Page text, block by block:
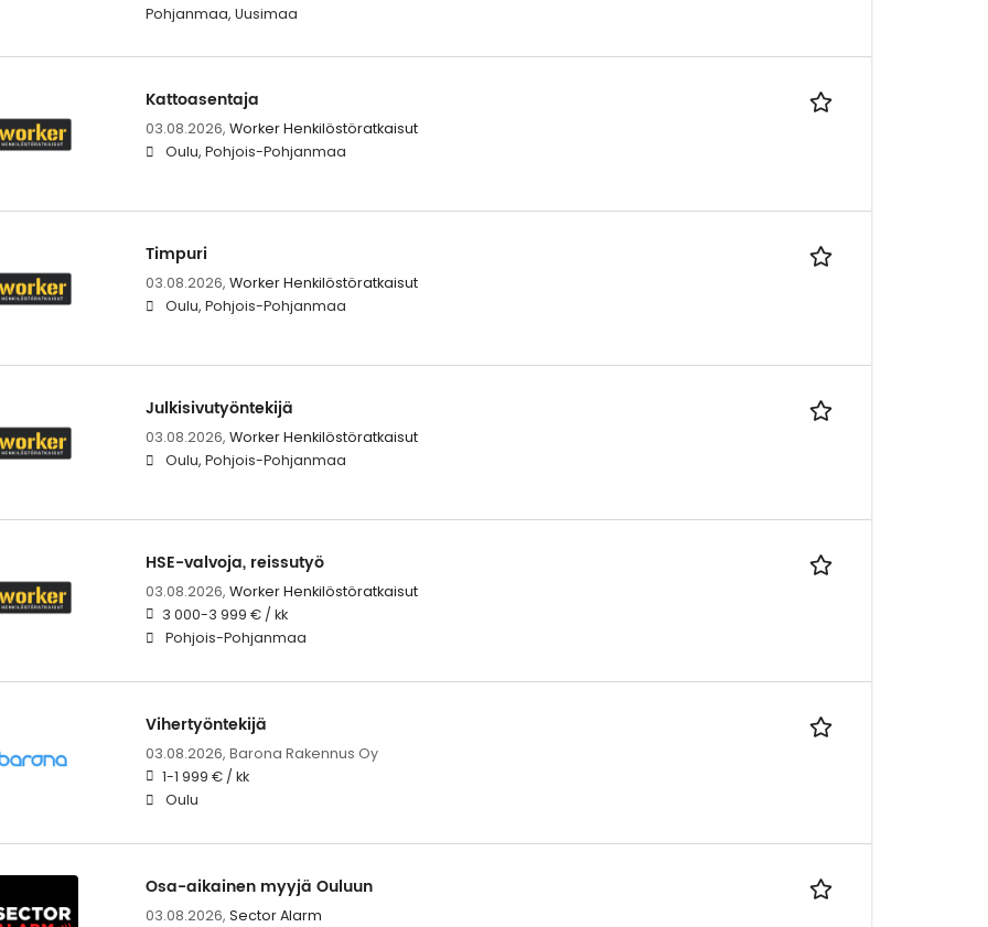
Pohjanmaa, Uusimaa
Kattoasentaja
03.08.2026, Worker Henkilöstöratkaisut
Oulu, Pohjois-Pohjanmaa
Timpuri
03.08.2026, Worker Henkilöstöratkaisut
Oulu, Pohjois-Pohjanmaa
Julkisivutyöntekijä
03.08.2026, Worker Henkilöstöratkaisut
Oulu, Pohjois-Pohjanmaa
HSE-valvoja, reissutyö
03.08.2026, Worker Henkilöstöratkaisut
3 000-3 999 € / kk
Pohjois-Pohjanmaa
Vihertyöntekijä
03.08.2026, Barona Rakennus Oy
1-1 999 € / kk
Oulu
Osa-aikainen myyjä Ouluun
03.08.2026, Sector Alarm